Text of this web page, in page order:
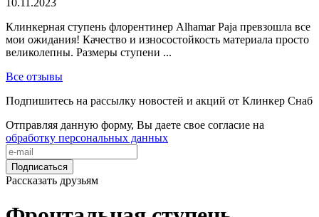
10.11.2023
Клинкерная ступень флорентинер Alhamar Paja превзошла все
мои ожидания! Качество и износостойкость материала просто
великолепны. Размеры ступени ...
Все отзывы
Подпишитесь на рассылку новостей и акций от Клинкер Снаб
Отправляя данную форму, Вы даете свое согласие на
обработку персональных данных
Подписаться
Рассказать друзьям